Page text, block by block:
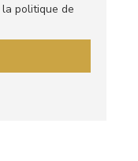
politique de